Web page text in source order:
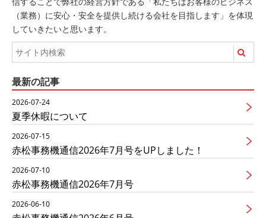
（業務）に安心・安全を提供し続ける会社を目指します」を体現
していきたいと思います。
最新の記事
2026-07-24
夏季休暇について
2026-07-15
赤松事務機通信2026年7月号をUPしました！
2026-07-10
赤松事務機通信2026年7月号
2026-06-10